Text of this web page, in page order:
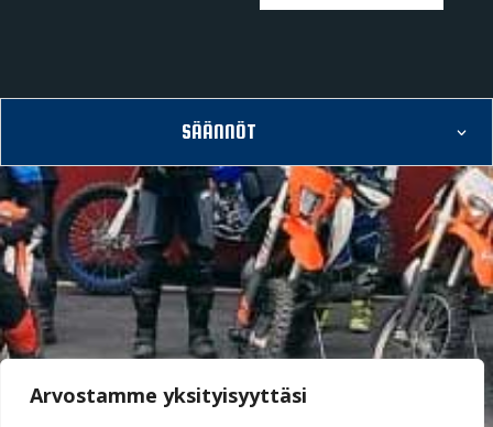
Arvostamme yksityisyyttäsi
SÄÄNNÖT